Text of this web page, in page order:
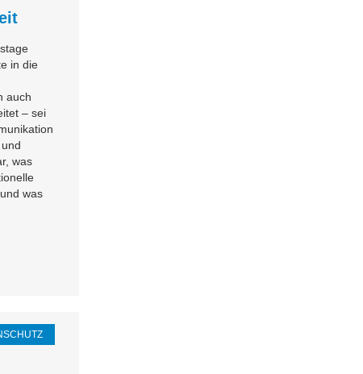
in die
auch
– sei
was
was